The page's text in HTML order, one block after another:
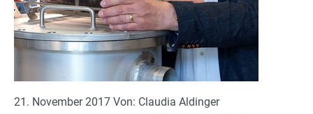
21. November 2017 Von: Claudia Aldinger